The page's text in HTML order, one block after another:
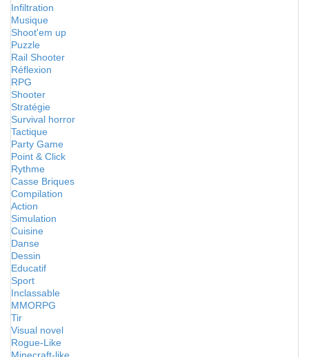
Infiltration
Musique
Shoot'em up
Puzzle
Rail Shooter
Réflexion
RPG
Shooter
Stratégie
Survival horror
Tactique
Party Game
Point & Click
Rythme
Casse Briques
Compilation
Action
Simulation
Cuisine
Danse
Dessin
Educatif
Sport
Inclassable
MMORPG
Tir
Visual novel
Rogue-Like